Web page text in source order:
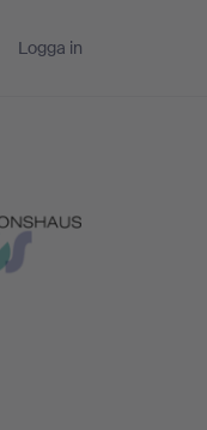
Logga in